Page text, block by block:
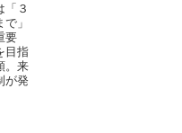
「３
」
要
目指
。来
が発